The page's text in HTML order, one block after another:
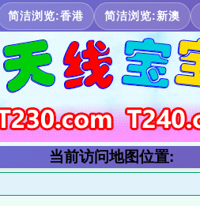
简洁浏览:香港 简洁浏览:新澳
当前访问地图位置: